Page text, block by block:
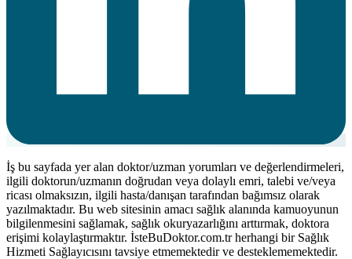
İş bu sayfada yer alan doktor/uzman yorumları ve değerlendirmeleri,
ilgili doktorun/uzmanın doğrudan veya dolaylı emri, talebi ve/veya
ricası olmaksızın, ilgili hasta/danışan tarafından bağımsız olarak
yazılmaktadır. Bu web sitesinin amacı sağlık alanında kamuoyunun
bilgilenmesini sağlamak, sağlık okuryazarlığını arttırmak, doktora
erişimi kolaylaştırmaktır. İsteBuDoktor.com.tr herhangi bir Sağlık
Hizmeti Sağlayıcısını tavsiye etmemektedir ve desteklememektedir.